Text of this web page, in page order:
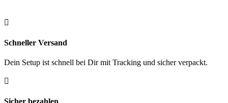

Schneller Versand
Dein Setup ist schnell bei Dir mit Tracking und sicher verpackt.
